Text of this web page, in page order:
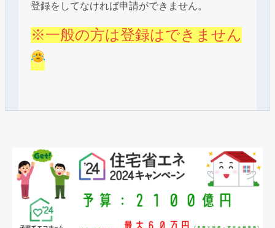
登録をしてなければ申請ができません。
※一般の方は登録はできません